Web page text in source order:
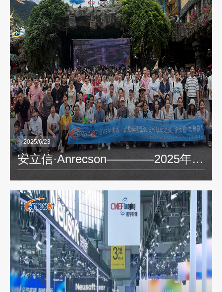
2025/6/23
安立信·Anrecson————2025年清远·古龙秘境 尖叫狂欢之旅